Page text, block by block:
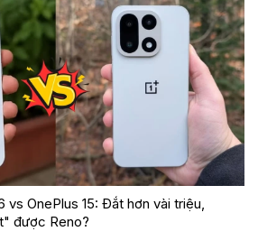
vs OnePlus 15: Đắt hơn vài triệu,
được Reno?